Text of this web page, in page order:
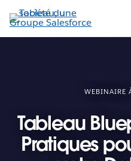
Aller
au
contenu
WEBINAIRE
Tableau
Pratiques